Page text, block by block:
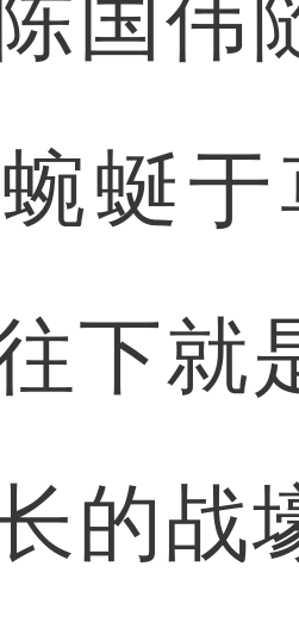
国伟
蜒
下就
的战